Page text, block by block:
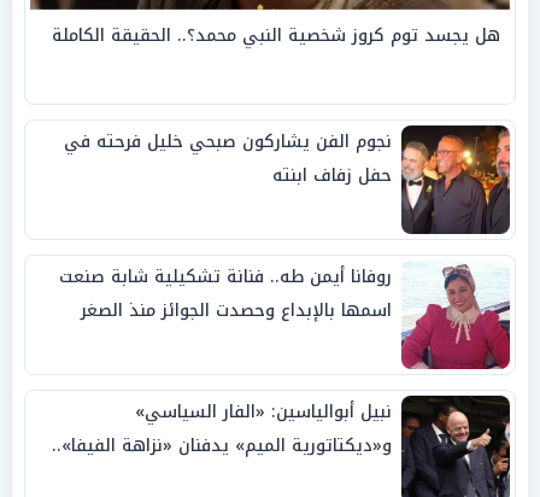
هل يجسد توم كروز شخصية النبي محمد؟.. الحقيقة الكاملة
نجوم الفن يشاركون صبحي خليل فرحته في
حفل زفاف ابنته
روفانا أيمن طه.. فنانة تشكيلية شابة صنعت
اسمها بالإبداع وحصدت الجوائز منذ الصغر
نبيل أبوالياسين: «الفار السياسي»
و«ديكتاتورية الميم» يدفنان «نزاهة الفيفا»..